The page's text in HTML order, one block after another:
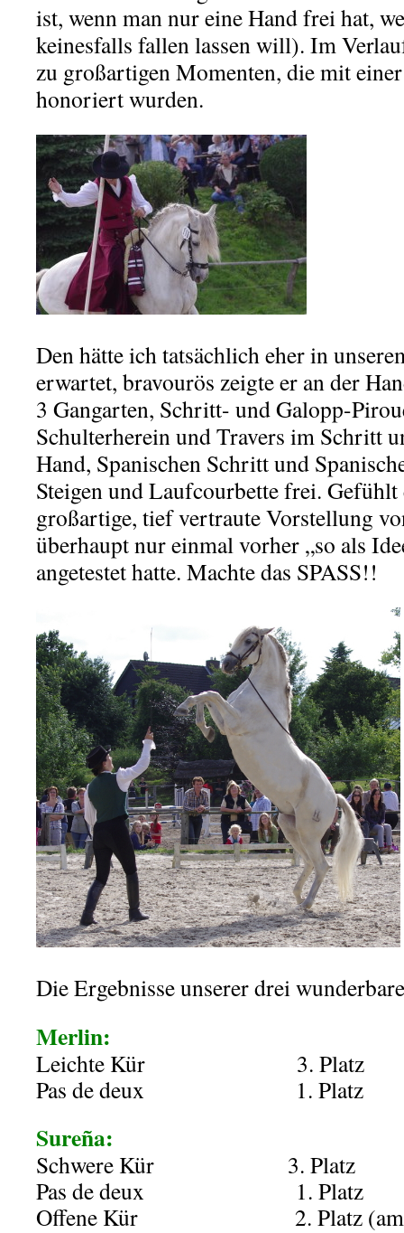
ist, wenn man nur eine Hand frei hat,
keinesfalls fallen lassen will). Im
zu großartigen Momenten, die mit
honoriert wurden.
Den hätte ich tatsächlich eher in
erwartet, bravourös zeigte er an der
3 Gangarten, Schritt- und Galopp-
Schulterherein und Travers im Schritt
Hand, Spanischen Schritt und
Steigen und Laufcourbette frei. Gefühlt
großartige, tief vertraute Vorstellung
überhaupt nur einmal vorher „so als
angetestet hatte. Machte das SPASS!!
Die Ergebnisse unserer drei
Merlin:
Leichte Kür
3. Platz
Pas de deux
1. Platz
Sureña:
Schwere Kür
3. Platz
Pas de deux
1. Platz
Offene Kür
2. Platz